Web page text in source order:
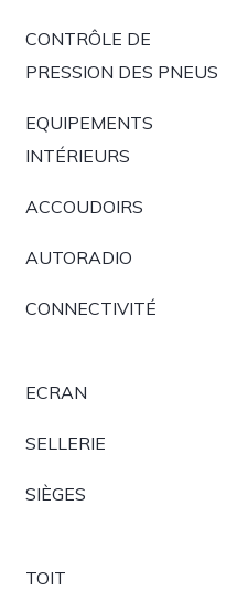
CONTRÔLE DE
PRESSION DES PNEUS
EQUIPEMENTS
INTÉRIEURS
ACCOUDOIRS
AUTORADIO
CONNECTIVITÉ
ECRAN
SELLERIE
SIÈGES
TOIT